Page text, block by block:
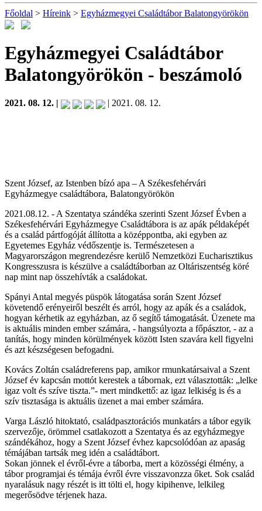
Főoldal > Híreink > Egyházmegyei Családtábor Balatongyörökön
Egyházmegyei Családtábor
Balatongyörökön - beszámoló
2021. 08. 12. | | 2021. 08. 12.
Szent József, az Istenben bízó apa – A Székesfehérvári
Egyházmegye családtábora, Balatongyörökön
2021.08.12. - A Szentatya szándéka szerinti Szent József Évben a
Székesfehérvári Egyházmegye Családtábora is az apák példaképét
és a család pártfogóját állította a középpontba, aki egyben az
Egyetemes Egyház védőszentje is. Természetesen a
Magyarországon megrendezésre kerülő Nemzetközi Eucharisztikus
Kongresszusra is készülve a családtáborban az Oltáriszentség köré
nap mint nap összehívták a családokat.
Spányi Antal megyés püspök látogatása során Szent József
követendő erényeiről beszélt és arról, hogy az apák és a családok,
hogyan kérhetik az egyházban, az ő segítő támogatását. Üzenete ma
is aktuális minden ember számára, - hangsúlyozta a főpásztor, - az a
tanítás, hogy minden körülmények között Isten szavára kell figyelni
és azt készségesen befogadni.
Kovács Zoltán családreferens pap, amikor rmunkatársaival a Szent
József év kapcsán mottót kerestek a tábornak, ezt választották: „lelke
igaz volt és szíve tiszta.”- mert mindkettő: az igaz lelkiség is és a
szív tisztasága is aktuális üzenet a mai ember számára.
Varga László hitoktató, családpasztorációs munkatárs a tábor egyik
szervezője, örömmel csatlakozott a Szentatya és az egyházmegye
szándékához, hogy a Szent József évhez kapcsolódóan az apaság
témájában tartsák meg idén a családtábort.
Sokan jönnek el évről-évre a táborba, mert a közösségi élmény, a
tábor programjai és témája évről évre visszavonzza őket. Sok család
nyaralásuk nagy részét is itt tölti el, hogy kipihenve, lelkileg
megerősödve térjenek haza.